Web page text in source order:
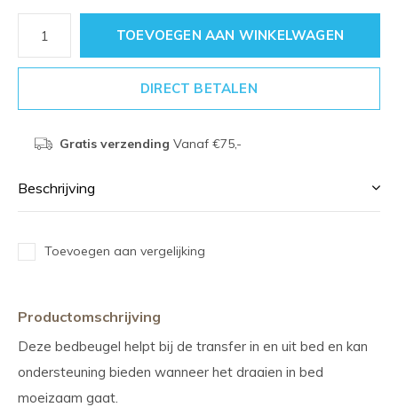
TOEVOEGEN AAN WINKELWAGEN
DIRECT BETALEN
Gratis verzending Vanaf €75,-
Beschrijving
Toevoegen aan vergelijking
Productomschrijving
Deze bedbeugel helpt bij de transfer in en uit bed en kan
ondersteuning bieden wanneer het draaien in bed
moeizaam gaat.